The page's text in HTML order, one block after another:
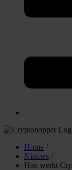
Home /
Nieuws /
Hoe werkt